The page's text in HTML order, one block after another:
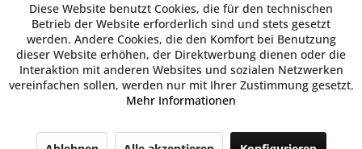
Beratung gewünscht? 💬
Diese Website benutzt Cookies, die für den technischen
Betrieb der Website erforderlich sind und stets gesetzt
werden. Andere Cookies, die den Komfort bei Benutzung
dieser Website erhöhen, der Direktwerbung dienen oder die
Interaktion mit anderen Websites und sozialen Netzwerken
vereinfachen sollen, werden nur mit Ihrer Zustimmung gesetzt.
Mehr Informationen